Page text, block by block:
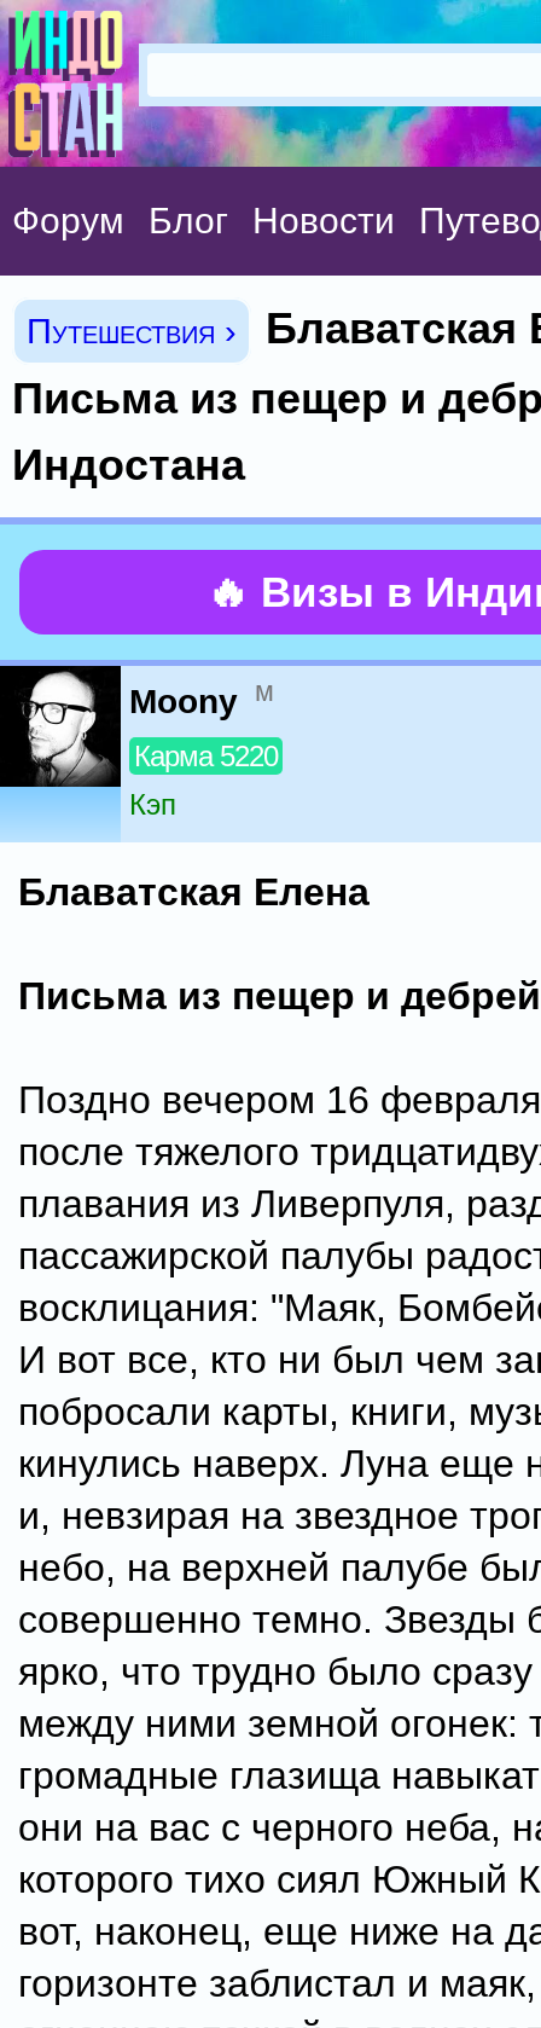
Форум Блог Новости
Путешествия ›
Блаватская
Письма из пещер и
Индостана
🔥 Визы в
Moony м
Карма 5220
Кэп
Блаватская Елена
Письма из пещер и
Поздно вечером 16
после тяжелого
плавания из Ливерпуля,
пассажирской палубы
восклицания: "Маяк,
И вот все, кто ни был чем
побросали карты, книги,
кинулись наверх. Луна еще
и, невзирая на звездное
небо, на верхней палубе
совершенно темно. Звезды
ярко, что трудно было сразу
между ними земной огонек:
громадные глазища
они на вас с черного неба,
которого тихо сиял Южный
вот, наконец, еще ниже на
горизонте заблистал и